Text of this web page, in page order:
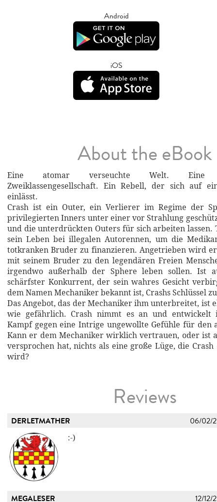
Android
iOS
About the eBook
Eine atomar verseuchte Welt. Eine
Zweiklassengesellschaft. Ein Rebell, der sich auf
einlässt.
Crash ist ein Outer, ein Verlierer im Regime der
privilegierten Inners unter einer vor Strahlung
und die unterdrückten Outers für sich arbeiten lassen.
sein Leben bei illegalen Autorennen, um die
totkranken Bruder zu finanzieren. Angetrieben wird
mit seinem Bruder zu den legendären Freien
irgendwo außerhalb der Sphere leben sollen. Ist
schärfster Konkurrent, der sein wahres Gesicht
dem Namen Mechaniker bekannt ist, Crashs Schlüssel
Das Angebot, das der Mechaniker ihm unterbreitet, ist
wie gefährlich. Crash nimmt es an und entwickelt
Kampf gegen eine Intrige ungewollte Gefühle für den
Kann er dem Mechaniker wirklich vertrauen, oder ist
versprochen hat, nichts als eine große Lüge, die Crash
wird?
Reviews
DERLETMATHER 06/02/
:-)
MEGALESER 12/12/